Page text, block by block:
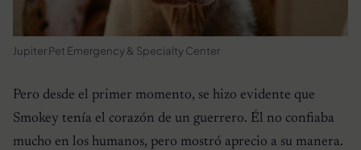
Jupiter Pet Emergency & Specialty Center
Pero desde el primer momento, se hizo evidente que
Smokey tenía el corazón de un guerrero. Él no confiaba
mucho en los humanos, pero mostró aprecio a su manera.